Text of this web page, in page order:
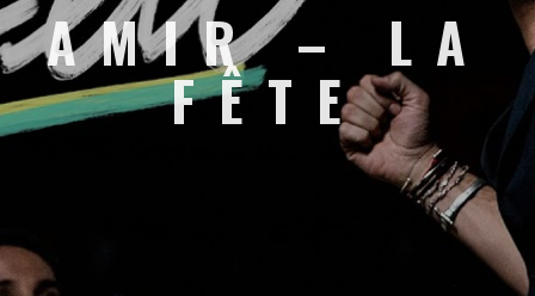
AMIR – LA
FÊTE